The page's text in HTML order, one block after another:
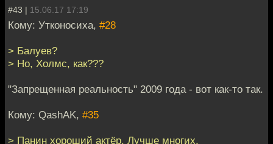
#43 | 15.06.17 17:19
Кому: Утконосиха, #28
> Балуев?
> Но, Холмс, как???
"Запрещенная реальность" 2009 года - вот как-то так.
Кому: QashAK, #35
> Панин хороший актёр. Лучше многих.